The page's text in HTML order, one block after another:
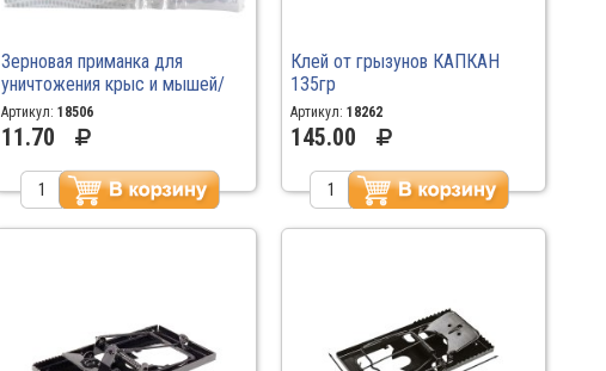
Зерновая приманка для
уничтожения крыс и мышей/
Ратобор/ 50гр
Артикул: 18506
11.70
Клей от грызунов КАПКАН
135гр
Артикул: 18262
145.00